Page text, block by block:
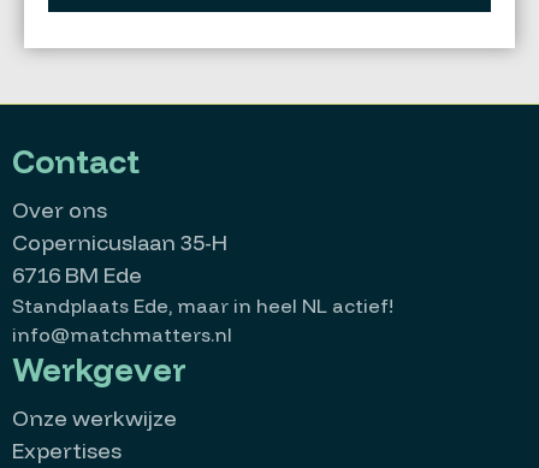
Contact
Over ons
Copernicuslaan 35-H
6716 BM Ede
Standplaats Ede, maar in heel NL actief!
info@matchmatters.nl
Werkgever
Onze werkwijze
Expertises